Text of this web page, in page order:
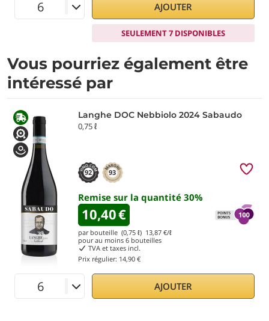
AJOUTER
SEULEMENT 7 DISPONIBLES
Vous pourriez également être
intéressé par
Langhe DOC Nebbiolo 2024 Sabaudo
0,75 ℓ
92 93
Remise sur la quantité 30%
10,40€
par bouteille (0,75 ℓ) 13,87 €/ℓ
pour au moins 6 bouteilles
TVA et taxes incl.
Prix régulier: 14,90 €
AJOUTER